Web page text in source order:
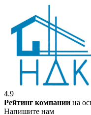
4.9
Рейтинг компании на
Напишите нам